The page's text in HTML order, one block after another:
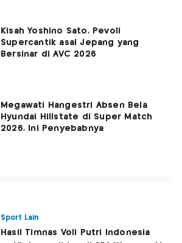
Kisah Yoshino Sato, Pevoli
Supercantik asal Jepang yang
Bersinar di AVC 2026
Megawati Hangestri Absen Bela
Hyundai Hillstate di Super Match
2026, Ini Penyebabnya
Sport Lain
Hasil Timnas Voli Putri Indonesia